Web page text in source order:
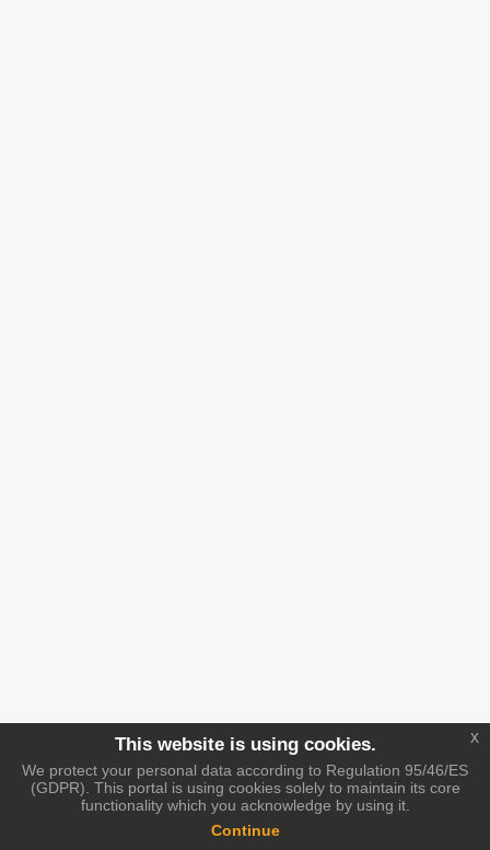
This website is using cookies.
We protect your personal data according to Regulation 95/46/ES
(GDPR). This portal is using cookies solely to maintain its core
functionality which you acknowledge by using it.
Continue
x